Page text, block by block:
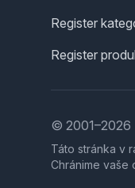
Register
Register
© 2001–2026
Táto stránka v
Chránime vaše